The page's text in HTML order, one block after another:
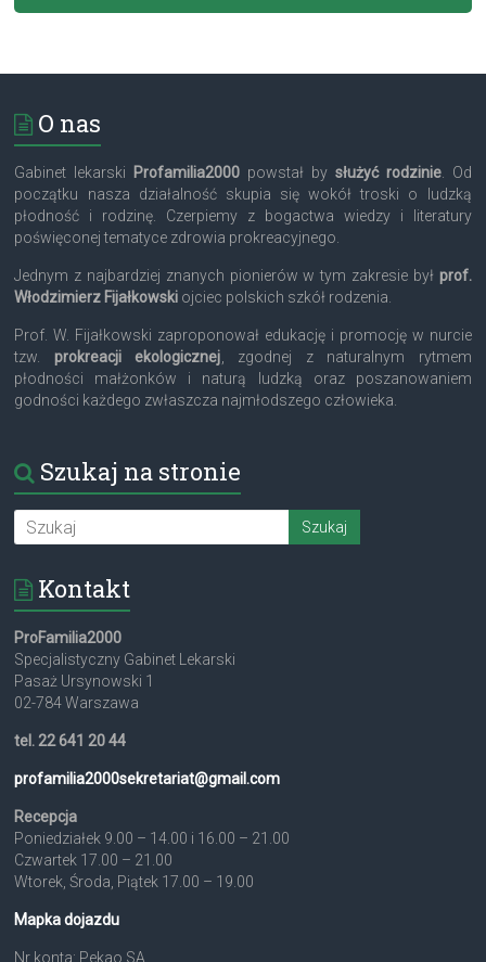
O nas
Gabinet lekarski Profamilia2000 powstał by służyć rodzinie. Od
początku nasza działalność skupia się wokół troski o ludzką
płodność i rodzinę. Czerpiemy z bogactwa wiedzy i literatury
poświęconej tematyce zdrowia prokreacyjnego.
Jednym z najbardziej znanych pionierów w tym zakresie był prof.
Włodzimierz Fijałkowski ojciec polskich szkół rodzenia.
Prof. W. Fijałkowski zaproponował edukację i promocję w nurcie
tzw. prokreacji ekologicznej , zgodnej z naturalnym rytmem
płodności małżonków i naturą ludzką oraz poszanowaniem
godności każdego zwłaszcza najmłodszego człowieka.
Szukaj na stronie
Kontakt
ProFamilia2000
Specjalistyczny Gabinet Lekarski
Pasaż Ursynowski 1
02-784 Warszawa
tel. 22 641 20 44
profamilia2000sekretariat@gmail.com
Recepcja
Poniedziałek 9.00 – 14.00 i 16.00 – 21.00
Czwartek 17.00 – 21.00
Wtorek, Środa, Piątek 17.00 – 19.00
Mapka dojazdu
Nr konta: Pekao SA